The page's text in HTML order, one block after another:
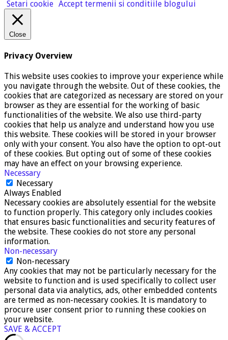
Setari cookie Accept termenii si conditiile blogului
Close
Privacy Overview
This website uses cookies to improve your experience while
you navigate through the website. Out of these cookies, the
cookies that are categorized as necessary are stored on your
browser as they are essential for the working of basic
functionalities of the website. We also use third-party
cookies that help us analyze and understand how you use
this website. These cookies will be stored in your browser
only with your consent. You also have the option to opt-out
of these cookies. But opting out of some of these cookies
may have an effect on your browsing experience.
Necessary
Necessary
Always Enabled
Necessary cookies are absolutely essential for the website
to function properly. This category only includes cookies
that ensures basic functionalities and security features of
the website. These cookies do not store any personal
information.
Non-necessary
Non-necessary
Any cookies that may not be particularly necessary for the
website to function and is used specifically to collect user
personal data via analytics, ads, other embedded contents
are termed as non-necessary cookies. It is mandatory to
procure user consent prior to running these cookies on
your website.
SAVE & ACCEPT